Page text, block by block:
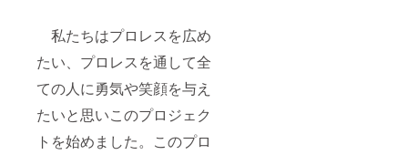
私たちはプロレスを広め
たい、プロレスを通して全
ての人に勇気や笑顔を与え
たいと思いこのプロジェク
トを始めました。このプロ